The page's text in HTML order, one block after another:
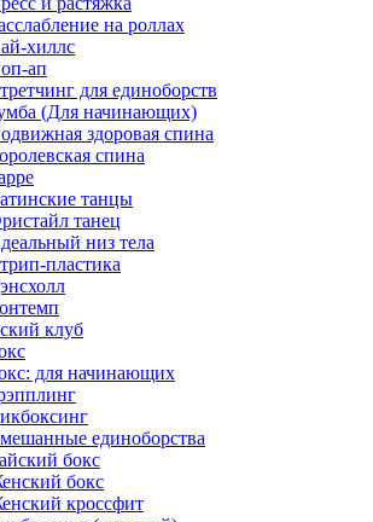
на роллах
хиллс
ап
для единоборств
(Для начинающих)
здоровая спина
спина
танцы
танец
низ тела
пластика
клуб
для начинающих
единоборства
бокс
бокс
кроссфит